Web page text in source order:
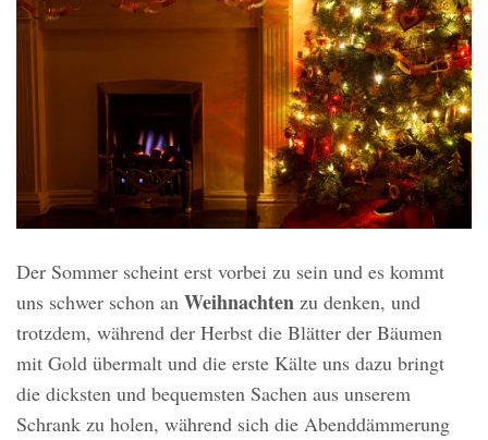
Der Sommer scheint erst vorbei zu sein und es kommt
uns schwer schon an Weihnachten zu denken, und
trotzdem, während der Herbst die Blätter der Bäumen
mit Gold übermalt und die erste Kälte uns dazu bringt
die dicksten und bequemsten Sachen aus unserem
Schrank zu holen, während sich die Abenddämmerung